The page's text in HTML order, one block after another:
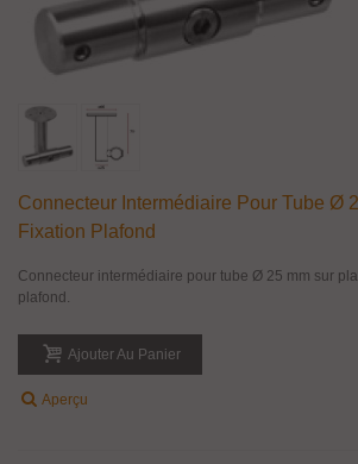
Connecteur Intermédiaire Pour Tube Ø
Fixation Plafond
Connecteur intermédiaire pour tube Ø 25 mm sur
plafond.
Ajouter Au Panier
Aperçu